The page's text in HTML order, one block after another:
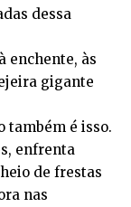
dessa
enchente, às
gigante
também é isso.
enfrenta
de frestas
nas